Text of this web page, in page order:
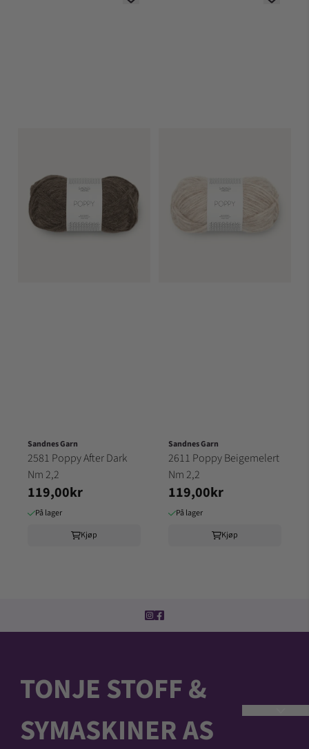
Sandnes Garn
2581 Poppy After Dark
Nm 2,2
119,00kr
På lager
Kjøp
Sandnes Garn
2611 Poppy Beigemelert
Nm 2,2
119,00kr
På lager
Kjøp
TONJE STOFF &
SYMASKINER AS